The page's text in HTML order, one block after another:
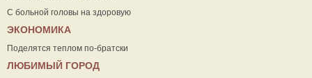
С больной головы на здоровую
ЭКОНОМИКА
Поделятся теплом по-братски
ЛЮБИМЫЙ ГОРОД